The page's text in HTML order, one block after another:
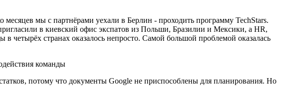
месяцев мы с партнёрами уехали в Берлин - проходить программу TechStars.
в киевский офис экспатов из Польши, Бразилии и Мексики, а HR,
четырёх странах оказалось непросто. Самой большой проблемой оказалась
команды
потому что документы Google не приспособлены для планирования. Но